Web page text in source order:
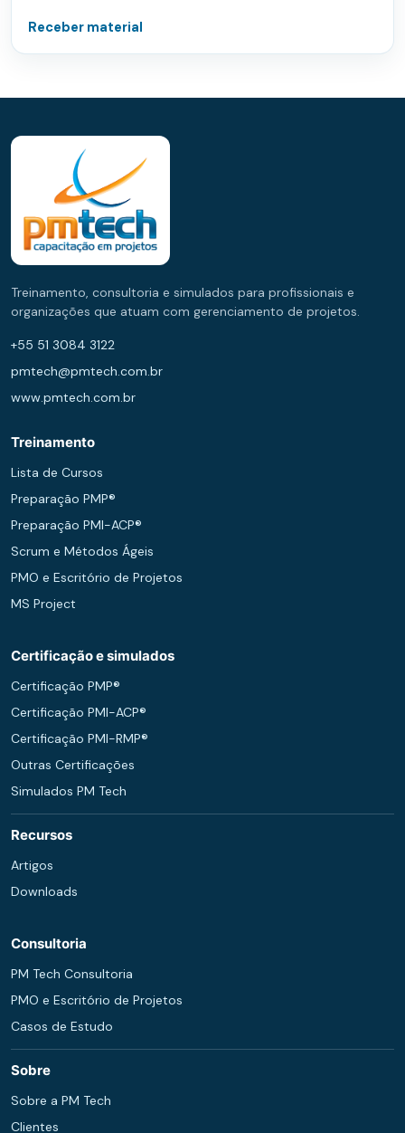
Receber material
Treinamento, consultoria e simulados para profissionais e
organizações que atuam com gerenciamento de projetos.
+55 51 3084 3122
pmtech@pmtech.com.br
www.pmtech.com.br
Treinamento
Lista de Cursos
Preparação PMP®
Preparação PMI-ACP®
Scrum e Métodos Ágeis
PMO e Escritório de Projetos
MS Project
Certificação e simulados
Certificação PMP®
Certificação PMI-ACP®
Certificação PMI-RMP®
Outras Certificações
Simulados PM Tech
Recursos
Artigos
Downloads
Consultoria
PM Tech Consultoria
PMO e Escritório de Projetos
Casos de Estudo
Sobre
Sobre a PM Tech
Clientes